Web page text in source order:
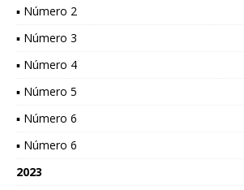
▪ Número 2
▪ Número 3
▪ Número 4
▪ Número 5
▪ Número 6
▪ Número 6
2023